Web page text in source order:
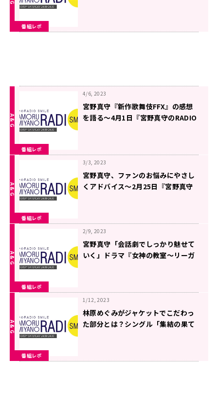
番組レポ
番組レポ
4/6, 2023
宮野真守『新作歌舞伎FFX』の感想
を語る〜4月1日『宮野真守のRADIO
番組レポ
3/3, 2023
宮野真守、ファンのお悩みにやさし
くアドバイス〜2月25日『宮野真守
番組レポ
2/9, 2023
宮野真守「会話劇でしっかり魅せて
いく」ドラマ『女神の教室〜リーガ
番組レポ
1/12, 2023
林原めぐみがジャケットでこだわっ
た部分とは？シングル「集結の果て